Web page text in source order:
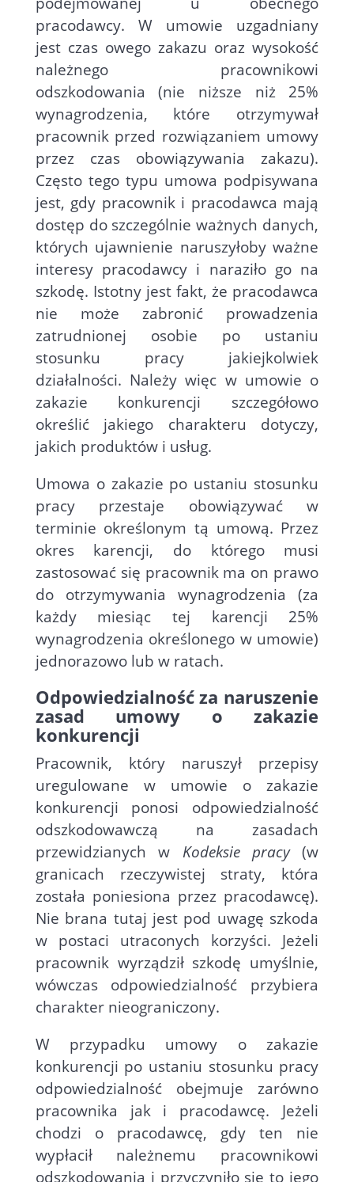
pracodawcy. W umowie uzgadniany
jest czas owego zakazu oraz wysokość
należnego pracownikowi
odszkodowania (nie niższe niż 25%
wynagrodzenia, które otrzymywał
pracownik przed rozwiązaniem umowy
przez czas obowiązywania zakazu).
Często tego typu umowa podpisywana
jest, gdy pracownik i pracodawca mają
dostęp do szczególnie ważnych danych,
których ujawnienie naruszyłoby ważne
interesy pracodawcy i naraziło go na
szkodę. Istotny jest fakt, że pracodawca
nie może zabronić prowadzenia
zatrudnionej osobie po ustaniu
stosunku pracy jakiejkolwiek
działalności. Należy więc w umowie o
zakazie konkurencji szczegółowo
określić jakiego charakteru dotyczy,
jakich produktów i usług.
Umowa o zakazie po ustaniu stosunku
pracy przestaje obowiązywać w
terminie określonym tą umową. Przez
okres karencji, do którego musi
zastosować się pracownik ma on prawo
do otrzymywania wynagrodzenia (za
każdy miesiąc tej karencji 25%
wynagrodzenia określonego w umowie)
jednorazowo lub w ratach.
Odpowiedzialność za naruszenie
zasad umowy o zakazie
konkurencji
Pracownik, który naruszył przepisy
uregulowane w umowie o zakazie
konkurencji ponosi odpowiedzialność
odszkodowawczą na zasadach
przewidzianych w Kodeksie pracy(w
granicach rzeczywistej straty, która
została poniesiona przez pracodawcę).
Nie brana tutaj jest pod uwagę szkoda
w postaci utraconych korzyści. Jeżeli
pracownik wyrządził szkodę umyślnie,
wówczas odpowiedzialność przybiera
charakter nieograniczony.
W przypadku umowy o zakazie
konkurencji po ustaniu stosunku pracy
odpowiedzialność obejmuje zarówno
pracownika jak i pracodawcę. Jeżeli
chodzi o pracodawcę, gdy ten nie
wypłacił należnemu pracownikowi
odszkodowania i przyczyniło się to jego